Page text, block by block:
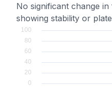
No significant change
showing stability or